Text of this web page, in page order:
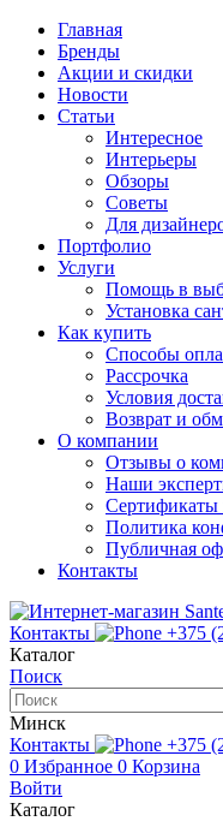
Главная
Бренды
Акции и скидки
Новости
Статьи
Интересное
Интерьеры
Обзоры
Советы
Для
Портфолио
Услуги
Помощь в
Установка
Как купить
Способы
Рассрочка
Условия
Возврат и
О компании
Отзывы о
Наши
Сертификаты
Политика
Публичная
Контакты
Контакты +375
Каталог
Поиск
Минск
Контакты
+375
0 Избранное 0 Корзина
Войти
Каталог